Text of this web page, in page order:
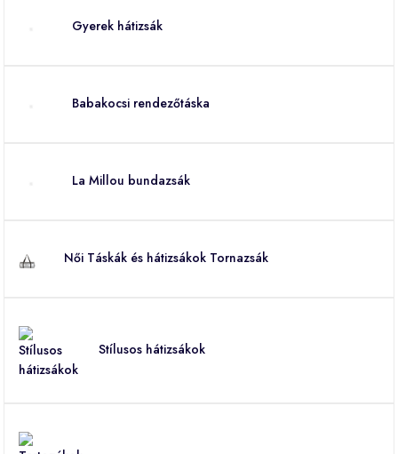
Gyerek hátizsák
Babakocsi rendezőtáska
La Millou bundazsák
Női Táskák és hátizsákok Tornazsák
Stílusos hátizsákok